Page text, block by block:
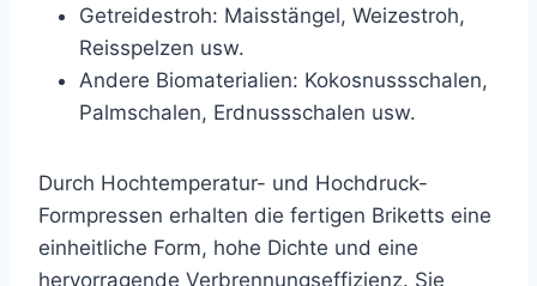
Getreidestroh: Maisstängel, Weizestroh,
Reisspelzen usw.
Andere Biomaterialien: Kokosnussschalen,
Palmschalen, Erdnussschalen usw.
Durch Hochtemperatur- und Hochdruck-
Formpressen erhalten die fertigen Briketts eine
einheitliche Form, hohe Dichte und eine
hervorragende Verbrennungseffizienz. Sie